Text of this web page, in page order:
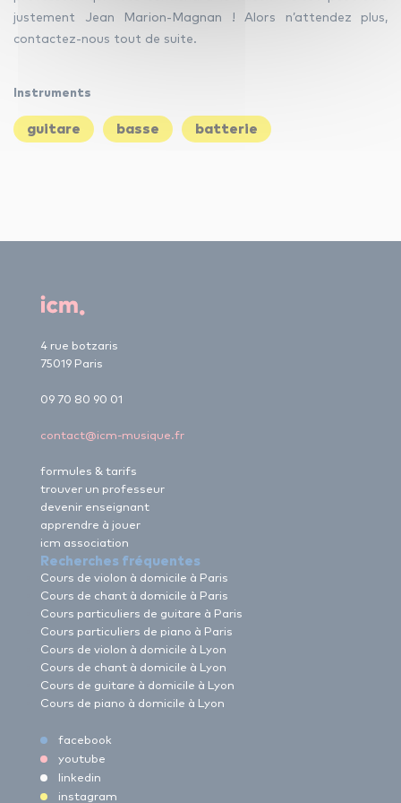
justement Jean Marion-Magnan ! Alors n’attendez plus,
contactez-nous tout de suite.
Instruments
guitare basse batterie
4 rue botzaris
75019 Paris
09 70 80 90 01
contact@icm-musique.fr
formules & tarifs
trouver un professeur
devenir enseignant
apprendre à jouer
icm association
Recherches fréquentes
Cours de violon à domicile à Paris
Cours de chant à domicile à Paris
Cours particuliers de guitare à Paris
Cours particuliers de piano à Paris
Cours de violon à domicile à Lyon
Cours de chant à domicile à Lyon
Cours de guitare à domicile à Lyon
Cours de piano à domicile à Lyon
facebook
youtube
linkedin
instagram